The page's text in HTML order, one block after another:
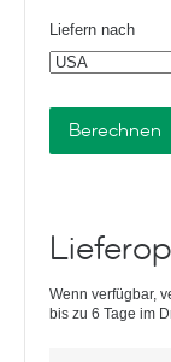
Liefern nach
Berechnen
Wenn verfügbar,
bis zu 6 Tage im